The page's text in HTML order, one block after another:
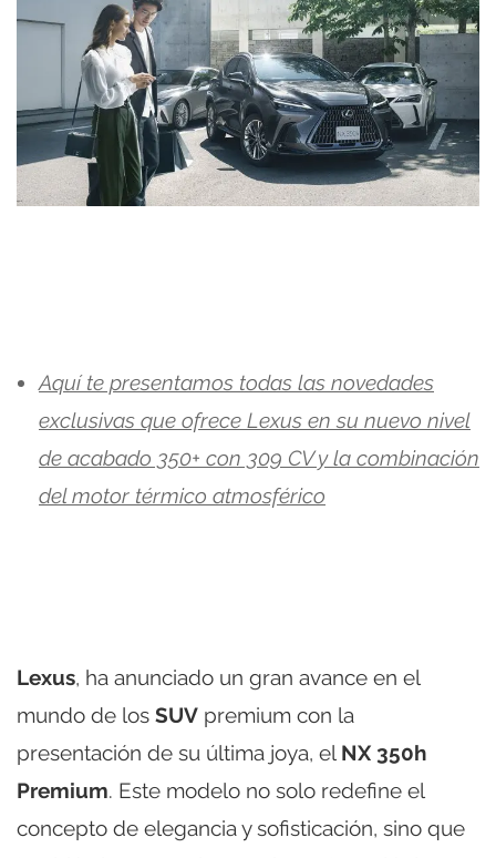
Aquí te presentamos todas las novedades
exclusivas que ofrece Lexus en su nuevo nivel
de acabado 350+ con 309 CV y la combinación
del motor térmico atmosférico
Lexus, ha anunciado un gran avance en el
mundo de los SUV premium con la
presentación de su última joya, el NX 350h
Premium. Este modelo no solo redefine el
concepto de elegancia y sofisticación, sino que